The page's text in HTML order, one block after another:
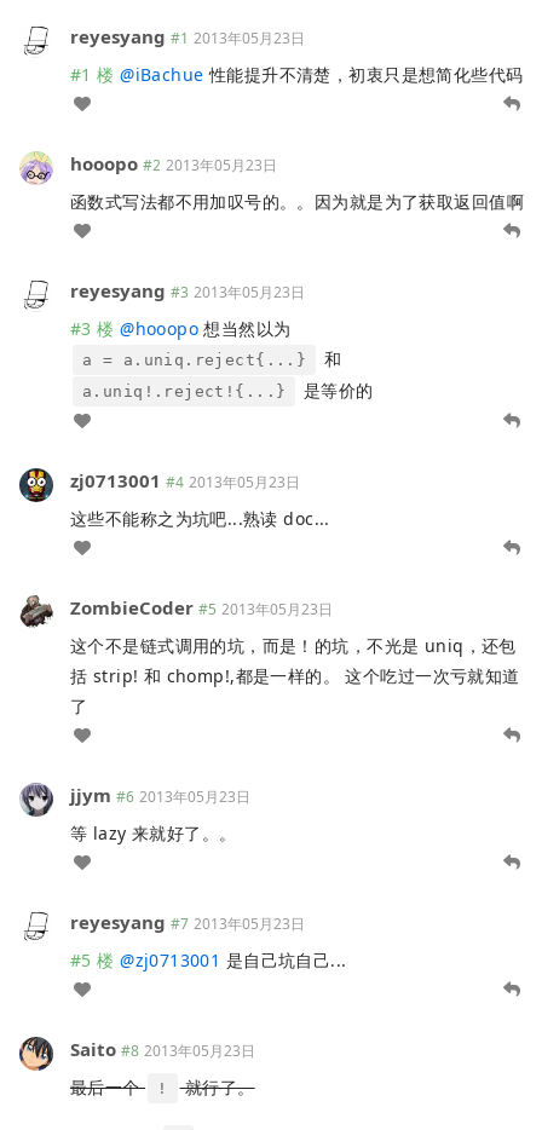
reyesyang #1 2013年05月23日
#1 楼 @iBachue 性能提升不清楚，初衷只是想简化些代码
hooopo #2 2013年05月23日
函数式写法都不用加叹号的。。因为就是为了获取返回值啊
reyesyang #3 2013年05月23日
#3 楼 @hooopo 想当然以为
a = a.uniq.reject{...} 和
a.uniq!.reject!{...} 是等价的
zj0713001 #4 2013年05月23日
这些不能称之为坑吧...熟读 doc...
ZombieCoder #5 2013年05月23日
这个不是链式调用的坑，而是！的坑，不光是 uniq，还包
括 strip! 和 chomp!,都是一样的。 这个吃过一次亏就知道
了
jjym #6 2013年05月23日
等 lazy 来就好了。。
reyesyang #7 2013年05月23日
#5 楼 @zj0713001 是自己坑自己...
Saito #8 2013年05月23日
最后一个 ! 就行了。